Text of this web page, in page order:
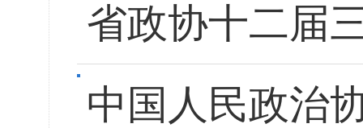
省政协十二届
中国人民政治